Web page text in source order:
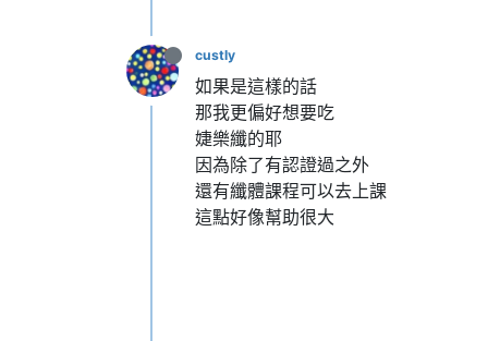
custly
如果是這樣的話
那我更偏好想要吃
婕樂纖的耶
因為除了有認證過之外
還有纖體課程可以去上課
這點好像幫助很大